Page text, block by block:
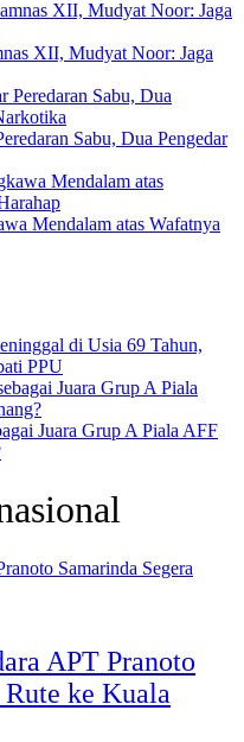
XII, Mudyat Noor: Jaga
Sabu, Dua Pengedar
Mendalam atas Wafatnya
di Usia 69 Tahun,
PPU
Juara Grup A Piala AFF
APT Pranoto
ke Kuala